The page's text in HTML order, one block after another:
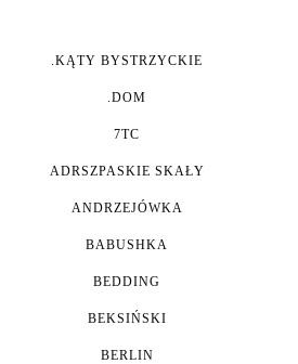
.KĄTY BYSTRZYCKIE
.DOM
7TC
ADRSZPASKIE SKAŁY
ANDRZEJÓWKA
BABUSHKA
BEDDING
BEKSIŃSKI
BERLIN